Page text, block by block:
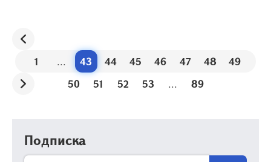
1 ... 43 44 45 46 47 48
49
50
51 52 53 ... 89
Подписка